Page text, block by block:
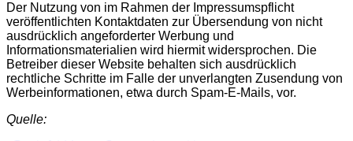
Der Nutzung von im Rahmen der Impressumspflicht
veröffentlichten Kontaktdaten zur Übersendung von nicht
ausdrücklich angeforderter Werbung und
Informationsmaterialien wird hiermit widersprochen. Die
Betreiber dieser Website behalten sich ausdrücklich
rechtliche Schritte im Falle der unverlangten Zusendung von
Werbeinformationen, etwa durch Spam-E-Mails, vor.
Quelle: